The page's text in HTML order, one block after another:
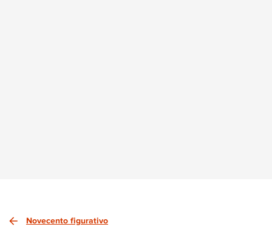
Novecento figurativo